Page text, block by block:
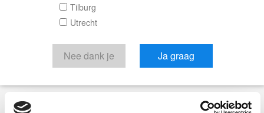
Tilburg
Utrecht
Nee dank je Ja graag